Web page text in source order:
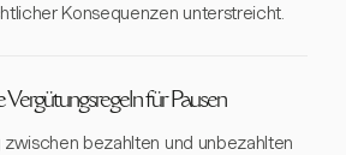
Konsequenzen unterstreicht.
für Pausen
bezahlten und unbezahlten